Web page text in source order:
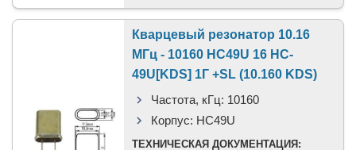
Кварцевый резонатор 10.16
МГц - 10160 HC49U 16 HC-
49U[KDS] 1Г +SL (10.160 KDS)
Частота, кГц: 10160
Корпус: HC49U
ТЕХНИЧЕСКАЯ ДОКУМЕНТАЦИЯ: